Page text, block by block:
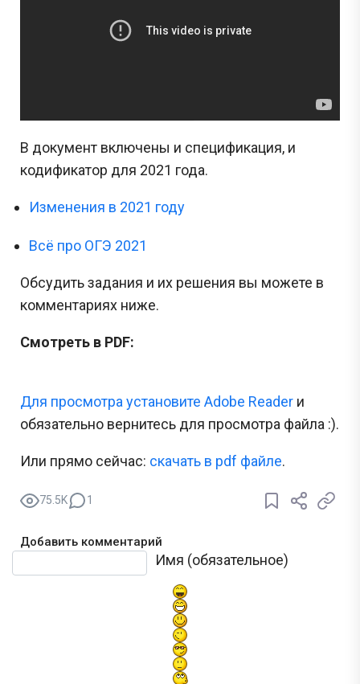
В документ включены и спецификация, и
кодификатор для 2021 года.
Изменения в 2021 году
Всё про ОГЭ 2021
Обсудить задания и их решения вы можете в
комментариях ниже.
Смотреть в PDF:
Для просмотра установите Adobe Reader и
обязательно вернитесь для просмотра файла :).
Или прямо сейчас: cкачать в pdf файле.
75.5K 1
Добавить комментарий
Имя (обязательное)
Текст комментария